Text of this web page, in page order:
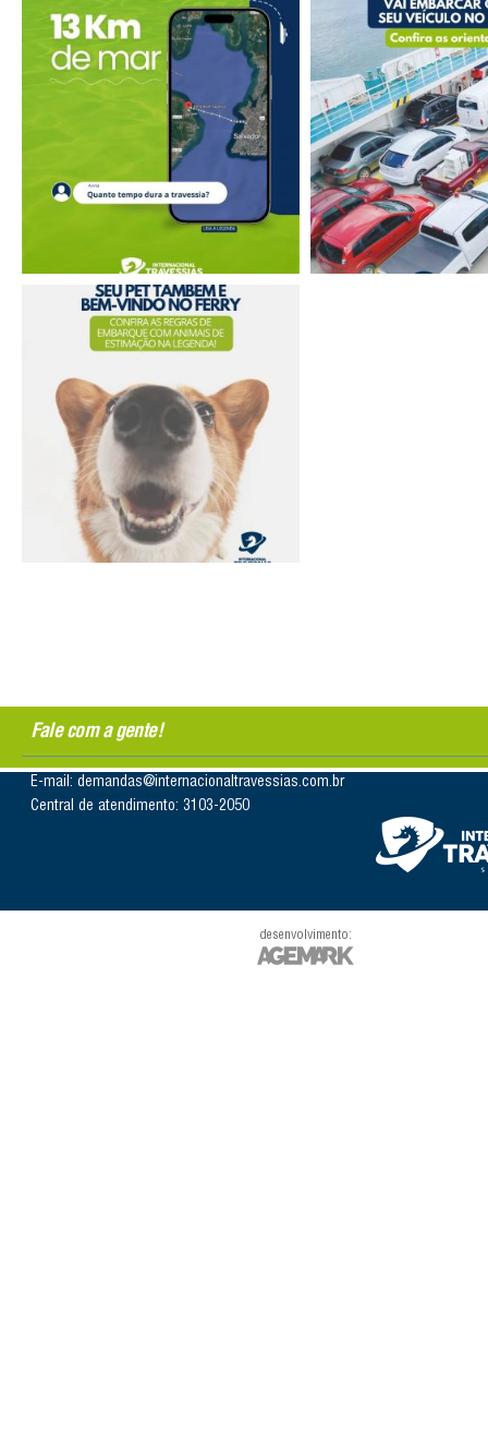
Fale com a gente!
E-mail: demandas@internacionaltravessias.com.br
Central de atendimento: 3103-2050
desenvolvimento: